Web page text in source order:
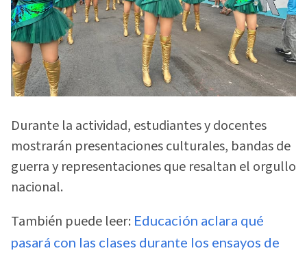
Durante la actividad, estudiantes y docentes
mostrarán presentaciones culturales, bandas de
guerra y representaciones que resaltan el orgullo
nacional.
También puede leer: Educación aclara qué
pasará con las clases durante los ensayos de